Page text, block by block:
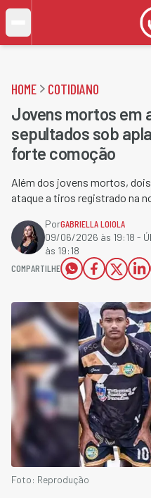
HOME COTIDIANO
Jovens mortos em
sepultados sob
forte comoção
Além dos jovens mortos,
ataque a tiros registrado na
PorGABRIELLA LOIOLA
09/06/2026 às 19:18 -
às 19:18
COMPARTILHE
Foto: Reprodução